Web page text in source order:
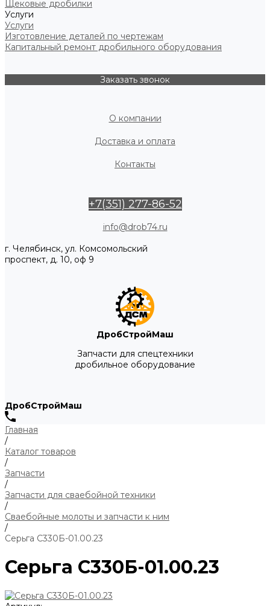
Щековые дробилки
Услуги
Услуги
Изготовление деталей по чертежам
Капитальный ремонт дробильного оборудования
Заказать звонок
О компании
Доставка и оплата
Контакты
+7(351) 277-86-52
info@drob74.ru
г. Челябинск, ул. Комсомольский
проспект, д. 10, оф 9
ДробСтройМаш
Запчасти для спецтехники
дробильное оборудование
ДробСтройМаш
Главная
/
Каталог товаров
/
Запчасти
/
Запчасти для сваебойной техники
/
Сваебойные молоты и запчасти к ним
/
Серьга С330Б-01.00.23
Серьга С330Б-01.00.23